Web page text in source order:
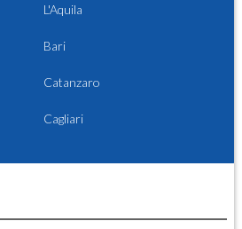
L'Aquila
Bari
Catanzaro
Cagliari